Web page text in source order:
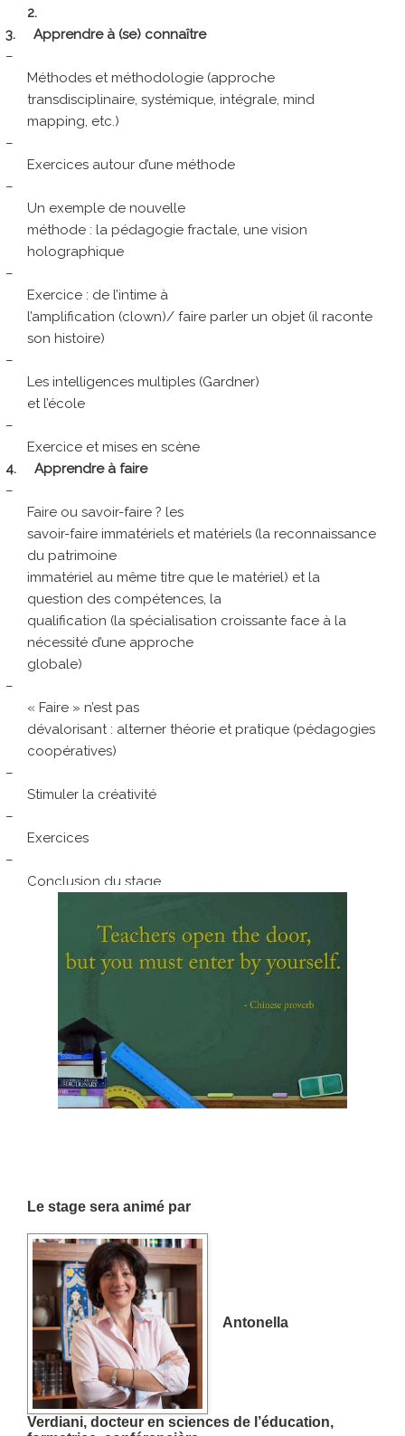
2.
3. Apprendre à (se) connaître
–
Méthodes et méthodologie (approche
transdisciplinaire, systémique, intégrale, mind
mapping, etc.)
–
Exercices autour d’une méthode
–
Un exemple de nouvelle
méthode : la pédagogie fractale, une vision
holographique
–
Exercice : de l’intime à
l’amplification (clown)/ faire parler un objet (il raconte
son histoire)
–
Les intelligences multiples (Gardner)
et l’école
–
Exercice et mises en scène
4. Apprendre à faire
–
Faire ou savoir-faire ? les
savoir-faire immatériels et matériels (la reconnaissance
du patrimoine
immatériel au même titre que le matériel) et la
question des compétences, la
qualification (la spécialisation croissante face à la
nécessité d’une approche
globale)
–
« Faire » n’est pas
dévalorisant : alterner théorie et pratique (pédagogies
coopératives)
–
Stimuler la créativité
–
Exercices
–
Conclusion du stage
Le stage sera animé par
Antonella
Verdiani, docteur en sciences de l’éducation,